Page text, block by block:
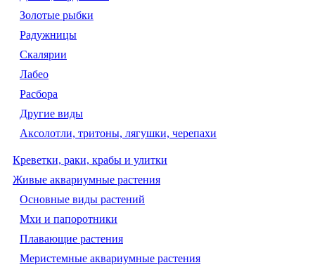
Золотые рыбки
Радужницы
Скалярии
Лабео
Расбора
Другие виды
Аксолотли, тритоны, лягушки, черепахи
Креветки, раки, крабы и улитки
Живые аквариумные растения
Основные виды растений
Мхи и папоротники
Плавающие растения
Меристемные аквариумные растения